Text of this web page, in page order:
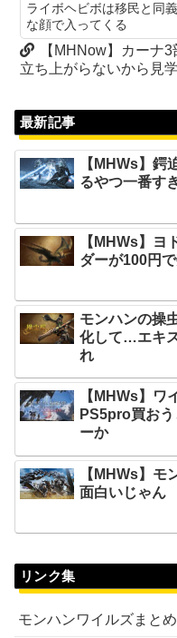
ライボヘビボは移民と同
な顔で入ってくる
【MHNow】カーナ
立ち上がらないから見
最新記事
【MHWs】鍔
るやつ一番す
【MHWs】ヨ
ダーが100円
モンハンの操
化して…エキ
れ
【MHWs】ワ
PS5pro買お
ーか
【MHWs】モ
面白いじゃん
リンク集
モンハンワイルズまと